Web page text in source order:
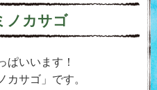
ノカサゴ
いいます！
サゴ」です。